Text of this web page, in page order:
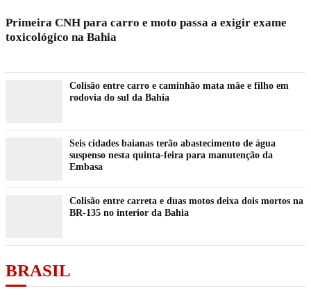
Primeira CNH para carro e moto passa a exigir exame
toxicológico na Bahia
Colisão entre carro e caminhão mata mãe e filho em
rodovia do sul da Bahia
Seis cidades baianas terão abastecimento de água
suspenso nesta quinta-feira para manutenção da
Embasa
Colisão entre carreta e duas motos deixa dois mortos na
BR-135 no interior da Bahia
BRASIL